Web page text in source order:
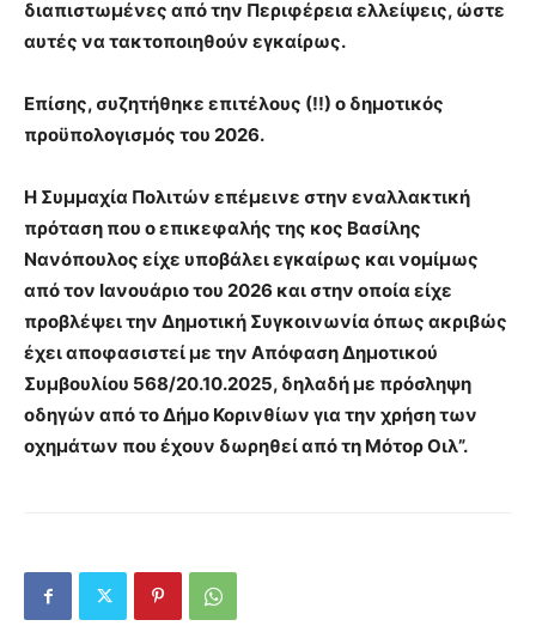
διαπιστωμένες από την Περιφέρεια ελλείψεις, ώστε
αυτές να τακτοποιηθούν εγκαίρως.
Επίσης, συζητήθηκε επιτέλους (!!) ο δημοτικός
προϋπολογισμός του 2026.
Η Συμμαχία Πολιτών επέμεινε στην εναλλακτική
πρόταση που ο επικεφαλής της κος Βασίλης
Νανόπουλος είχε υποβάλει εγκαίρως και νομίμως
από τον Ιανουάριο του 2026 και στην οποία είχε
προβλέψει την Δημοτική Συγκοινωνία όπως ακριβώς
έχει αποφασιστεί με την Απόφαση Δημοτικού
Συμβουλίου 568/20.10.2025, δηλαδή με πρόσληψη
οδηγών από το Δήμο Κορινθίων για την χρήση των
οχημάτων που έχουν δωρηθεί από τη Μότορ Οιλ”.